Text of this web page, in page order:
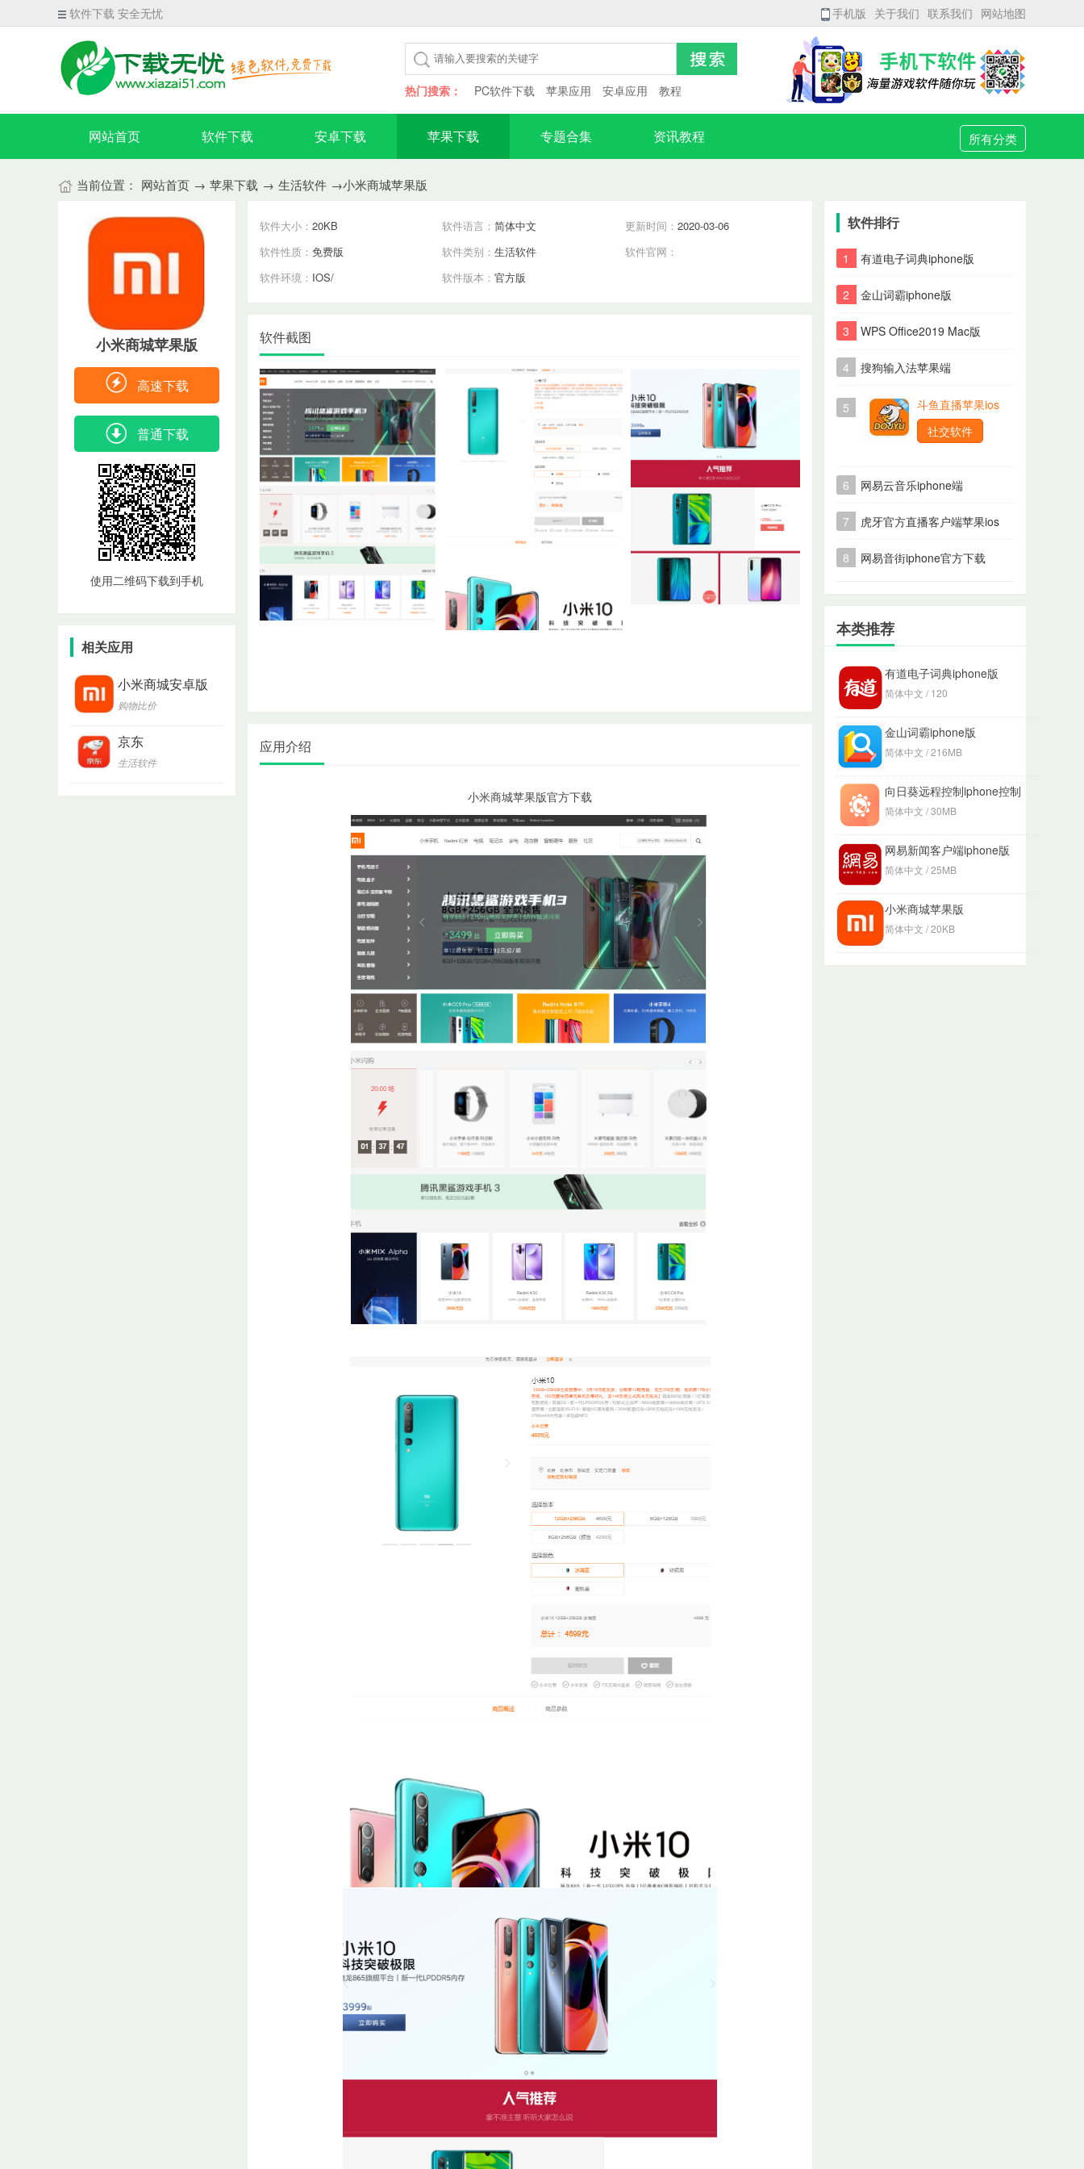
软件下载 安全无忧 手机版 关于我们 联系我们 网站地图
热门搜索： PC软件下载 苹果应用 安卓应用 教程
网站首页 软件下载 安卓下载 苹果下载 专题合集 资讯教程 所有分类
当前位置： 网站首页 → 苹果下载 → 生活软件 →小米商城苹果版
小米商城苹果版
高速下载
普通下载
使用二维码下载到手机
相关应用
小米商城安卓版
购物比价
京东
生活软件
软件大小： 20KB 软件语言：简体中文 更新时间： 2020-03-06
软件性质： 免费版 软件类别：生活软件
软件官网：
软件环境： IOS/ 软件版本：官方版
软件截图
应用介绍
小米商城苹果版官方下载
软件排行
1 有道电子词典iphone版
2 金山词霸iphone版
3 WPS Office2019 Mac版
4 搜狗输入法苹果端
5
斗鱼直播苹果ios
社交软件
6 网易云音乐iphone端
7 虎牙官方直播客户端苹果ios
8 网易音街iphone官方下载
本类推荐
有道电子词典iphone版
简体中文 / 120
金山词霸iphone版
简体中文 / 216MB
向日葵远程控制iphone控制
端
简体中文 / 30MB
网易新闻客户端iphone版
简体中文 / 25MB
小米商城苹果版
简体中文 / 20KB